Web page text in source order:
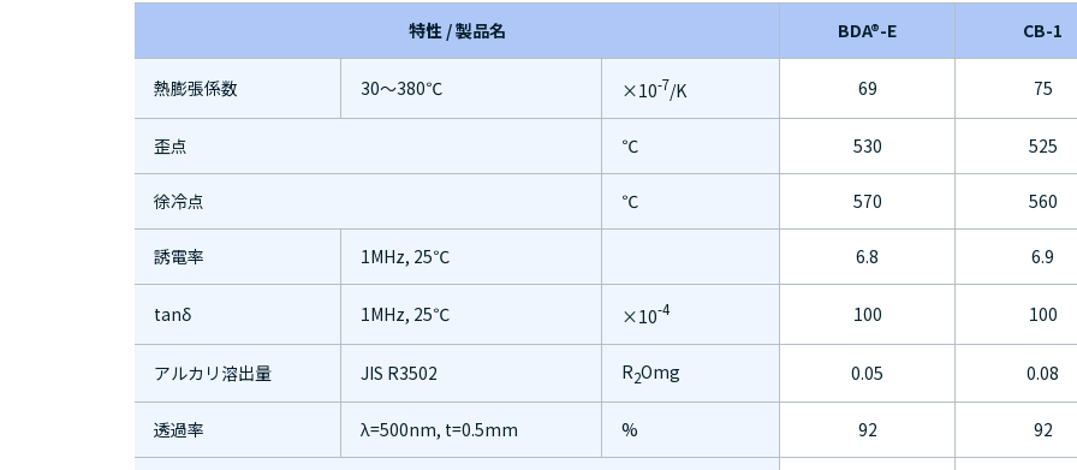
特性 / 製品名 BDA®-E CB-1
熱膨張係数 30～380℃ ×10-7/K 69 75
歪点 ℃ 530 525
徐冷点 ℃ 570 560
誘電率 1MHz, 25℃ 6.8 6.9
tanδ 1MHz, 25℃ ×10-4 100 100
アルカリ溶出量 JIS R3502 R2Omg 0.05 0.08
透過率 λ=500nm, t=0.5mm % 92 92